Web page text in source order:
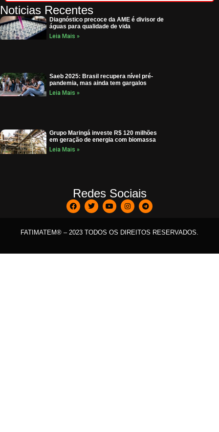
Noticias Recentes
Diagnóstico precoce da AME é divisor de
águas para qualidade de vida
Leia Mais »
Saeb 2025: Brasil recupera nível pré-
pandemia, mas ainda tem gargalos
Leia Mais »
Grupo Maringá investe R$ 120 milhões
em geração de energia com biomassa
Leia Mais »
Redes Sociais
FATIMATEM® – 2023 TODOS OS DIREITOS RESERVADOS.